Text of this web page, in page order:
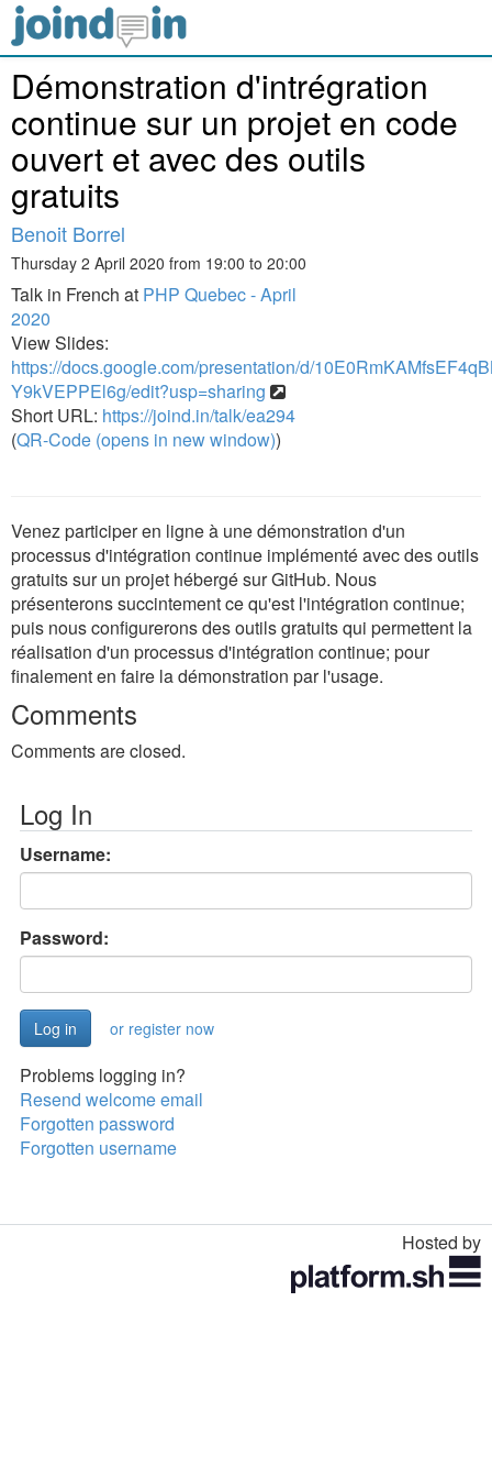
Démonstration d'intrégration
continue sur un projet en code
ouvert et avec des outils
gratuits
Benoit Borrel
Thursday 2 April 2020 from 19:00 to 20:00
Talk in French at PHP Quebec - April
2020
View Slides:
https://docs.google.com/presentation/d/
Y9kVEPPEl6g/edit?usp=sharing
Short URL: https://joind.in/talk/ea294
(QR-Code (opens in new window))
Venez participer en ligne à une démonstration d'un
processus d'intégration continue implémenté avec des outils
gratuits sur un projet hébergé sur GitHub. Nous
présenterons succintement ce qu'est l'intégration continue;
puis nous configurerons des outils gratuits qui permettent la
réalisation d'un processus d'intégration continue; pour
finalement en faire la démonstration par l'usage.
Comments
Comments are closed.
Log In
Username:
Password:
or register now
Problems logging in?
Resend welcome email
Forgotten password
Forgotten username
Hosted by